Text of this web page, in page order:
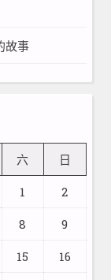
故事
六 日
1 2
8 9
15 16